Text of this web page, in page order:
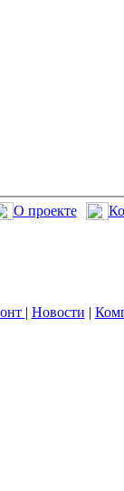
О проекте
| Новости |